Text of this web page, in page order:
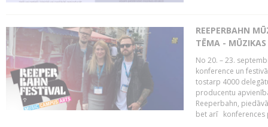
REEPERBAHN
TĒMA -
No 20. – 23.
konference un
tostarp 4000
producentu
Reeperbahn,
bet arī konferences